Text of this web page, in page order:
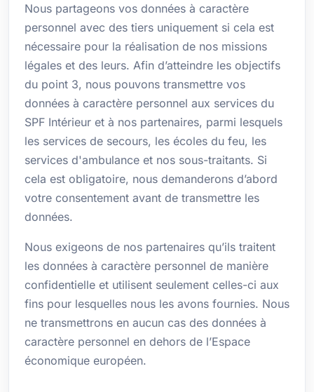
Nous partageons vos données à caractère
personnel avec des tiers uniquement si cela est
nécessaire pour la réalisation de nos missions
légales et des leurs. Afin d’atteindre les objectifs
du point 3, nous pouvons transmettre vos
données à caractère personnel aux services du
SPF Intérieur et à nos partenaires, parmi lesquels
les services de secours, les écoles du feu, les
services d'ambulance et nos sous-traitants. Si
cela est obligatoire, nous demanderons d’abord
votre consentement avant de transmettre les
données.
Nous exigeons de nos partenaires qu’ils traitent
les données à caractère personnel de manière
confidentielle et utilisent seulement celles-ci aux
fins pour lesquelles nous les avons fournies. Nous
ne transmettrons en aucun cas des données à
caractère personnel en dehors de l’Espace
économique européen.